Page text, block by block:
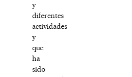
y
diferentes
actividades
y
que
ha
sido